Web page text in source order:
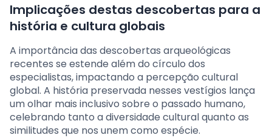
Implicações destas descobertas para a
história e cultura globais
A importância das descobertas arqueológicas
recentes se estende além do círculo dos
especialistas, impactando a percepção cultural
global. A história preservada nesses vestígios lança
um olhar mais inclusivo sobre o passado humano,
celebrando tanto a diversidade cultural quanto as
similitudes que nos unem como espécie.